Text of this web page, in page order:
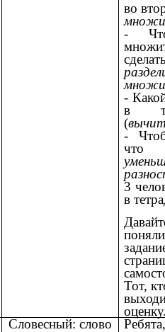
во
-
-
в
(
-
что
3
в
Тот,
Словесный: слово